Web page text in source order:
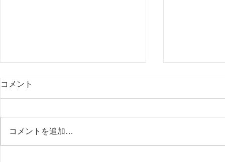
またまた温泉♨
コメント
コメントを追加…